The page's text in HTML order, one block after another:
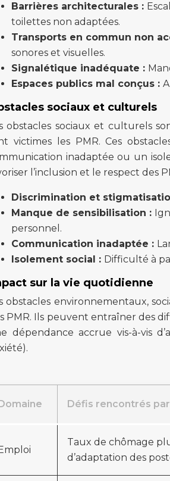
Barrières architecturales :
toilettes non adaptées.
Transports en commun non
sonores et visuelles.
Signalétique inadéquate :
Espaces publics mal conçus :
sociaux et culturels
obstacles sociaux et culturels
victimes les PMR. Ces
inadaptée ou un
l’inclusion et le respect des
Discrimination et
Manque de sensibilisation :
personnel.
Communication inadaptée :
Isolement social : Difficulté à
sur la vie quotidienne
obstacles environnementaux,
PMR. Ils peuvent entraîner des
dépendance accrue vis-à-vis
Défis rencontrés par
Taux de chômage
d’adaptation des